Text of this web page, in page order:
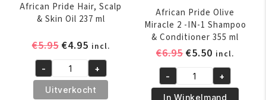
African Pride Hair, Scalp
& Skin Oil 237 ml
€5.95 Oorspronkelijke
was:
€5.95.
€4.95Huidige
prijs
is:
€4.95.
incl.
African
Pride
- +
Uitverkocht
African Pride Olive
Miracle 2 -IN-1 Shampoo
& Conditioner 355 ml
€6.95
was:
€6.95.
€5.50 Huidige
prijs
is:
€5.50.
incl.
African
Pride
- +
In Winkelmand